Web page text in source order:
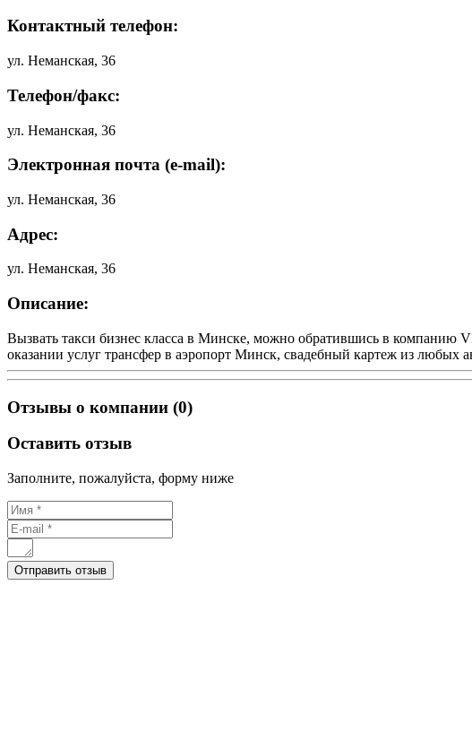
Контактный телефон:
ул. Неманская, 36
Телефон/факс:
ул. Неманская, 36
Электронная почта (e-mail):
ул. Неманская, 36
Адрес:
ул. Неманская, 36
Описание:
Вызвать такси бизнес класса в Минске, можно обратившись в компанию
оказании услуг трансфер в аэропорт Минск, свадебный картеж из любых
Отзывы о компании (0)
Оставить отзыв
Заполните, пожалуйста, форму ниже